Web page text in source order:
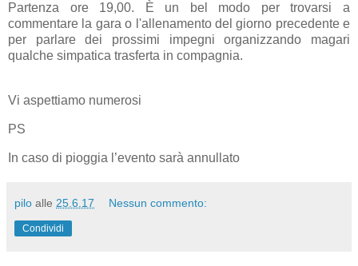
Partenza ore 19,00. È un bel modo per trovarsi a
commentare la gara o l'allenamento del giorno precedente e
per parlare dei prossimi impegni organizzando magari
qualche simpatica trasferta in compagnia.
Vi aspettiamo numerosi
PS
In caso di pioggia l’evento sarà annullato
pilo alle 25.6.17 Nessun commento:
Condividi